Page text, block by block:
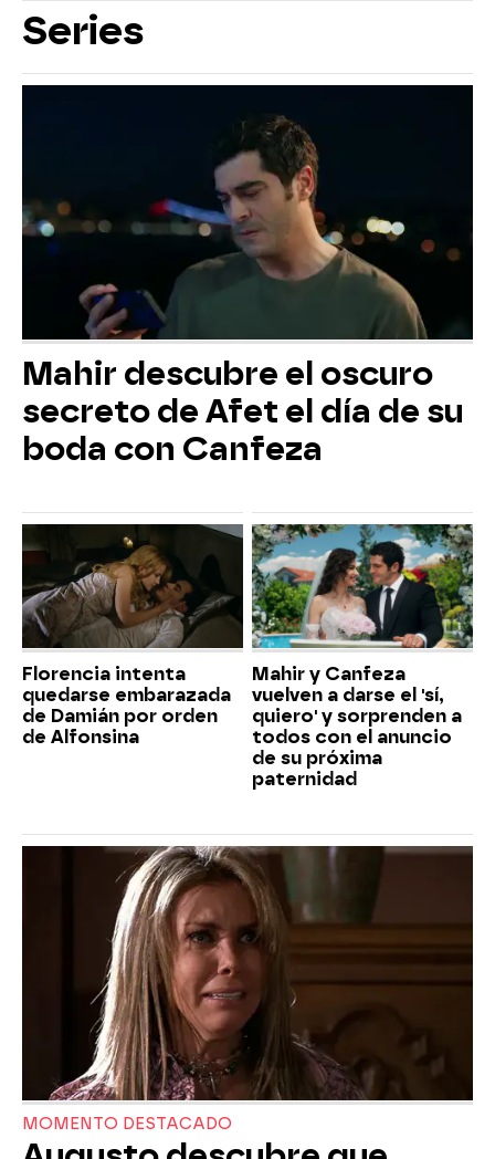
Series
Mahir descubre el oscuro
secreto de Afet el día de su
boda con Canfeza
Florencia intenta
quedarse embarazada
de Damián por orden
de Alfonsina
Mahir y Canfeza
vuelven a darse el 'sí,
quiero' y sorprenden a
todos con el anuncio
de su próxima
paternidad
MOMENTO DESTACADO